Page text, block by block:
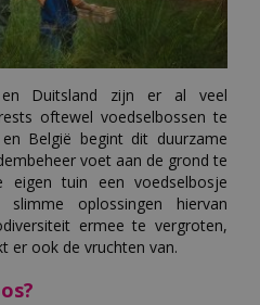
Duitsland zijn er al veel
oftewel voedselbossen te
België begint dit duurzame
voet aan de grond te
tuin een voedselbosje
oplossingen hiervan
ermee te vergroten,
er ook de vruchten van.